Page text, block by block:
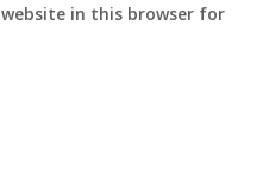
in this browser for